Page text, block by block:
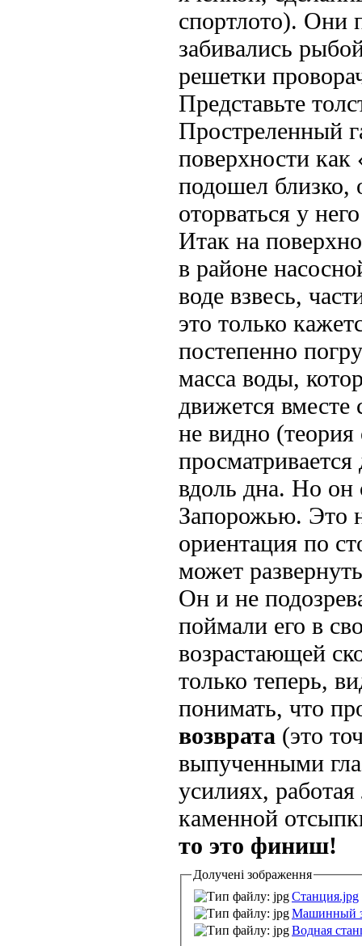
спортлото). Они
забивались
решетки
Представьте
Простреленный
поверхности
подошел близко,
оторваться у
Итак на
в районе
воде взвесь,
это только
постепенно
масса воды,
движется
не видно
вдоль дна. Но он
Запорожью. Это
ориентация по
может
Он и не
поймали его в
возрастающей
только теперь,
понимать, что
возврата (это
выпученными
усилиях,
каменной
то это финиш!
Долучені зображення
Станция.jpg
Машинный
Водная